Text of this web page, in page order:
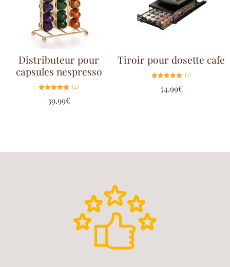
Distributeur pour
capsules nespresso
5.00
sur 5
(2)
39.99€
Tiroir pour dosette cafe
5.00
sur 5
(1)
54.99€